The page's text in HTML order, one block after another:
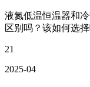
液氮低温恒温器和
区别吗？该如何选
21
2025-04